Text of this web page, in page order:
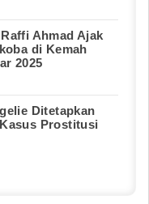
Ahmad Ajak
di Kemah
2025
Ditetapkan
Prostitusi